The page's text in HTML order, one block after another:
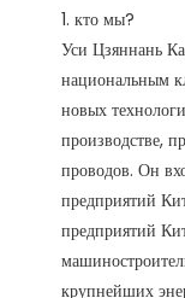
1. кто мы?
Уси Цзяннань
национальным
новых
производстве,
проводов. Он
предприятий
предприятий
крупнейших